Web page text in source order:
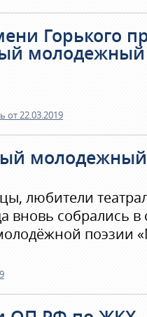
Горького
молодежный
от 22.03.2019
любители
вновь собрались в
поэзии